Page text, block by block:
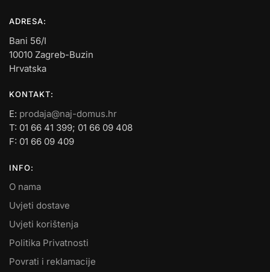
ADRESA:
Bani 56/I
10010 Zagreb-Buzin
Hrvatska
KONTAKT:
E: prodaja@naj-domus.hr
T: 01 66 41 399; 01 66 09 408
F: 01 66 09 409
INFO:
O nama
Uvjeti dostave
Uvjeti korištenja
Politika Privatnosti
Povrati i reklamacije